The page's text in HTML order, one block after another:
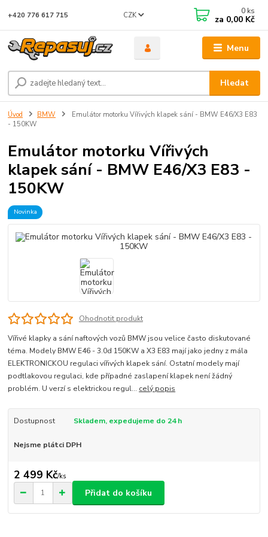
Menu
CZK
Hledat
+420 776 617 715 0 ks
za 0,00 Kč
Úvod BMW
Emulátor motorku Vířivých klapek sání - BMW E46/X3 E83
- 150KW
Emulátor motorku Vířivých
klapek sání - BMW E46/X3 E83 -
150KW
Novinka
Ohodnotit produkt
Vířivé klapky a sání naftových vozů BMW jsou velice často diskutované
téma. Modely BMW E46 - 3.0d 150KW a X3 E83 mají jako jedny z mála
ELEKTRONICKOU regulaci vířivých klapek sání. Ostatní modely mají
podtlakovou regulaci, kde případné zaslapení klapek není žádný
problém. U verzí s elektrickou regul... celý popis
Dostupnost Skladem, expedujeme do 24 h
Nejsme plátci DPH
2 499 Kč/ks
Přidat do košíku